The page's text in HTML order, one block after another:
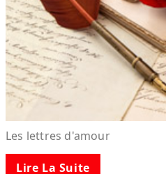
Les lettres d'amour
Lire La Suite